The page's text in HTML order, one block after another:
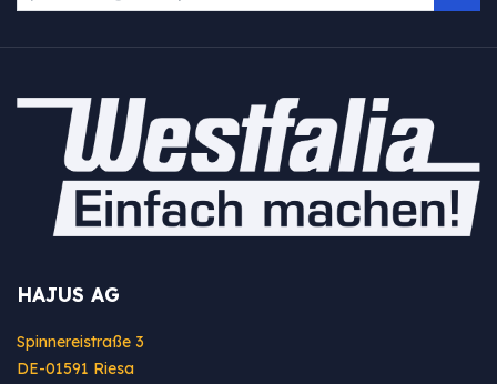
HAJUS AG
Spinnereistraße 3
DE-01591 Riesa